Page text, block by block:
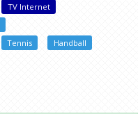
TV Internet
Tennis
Handball